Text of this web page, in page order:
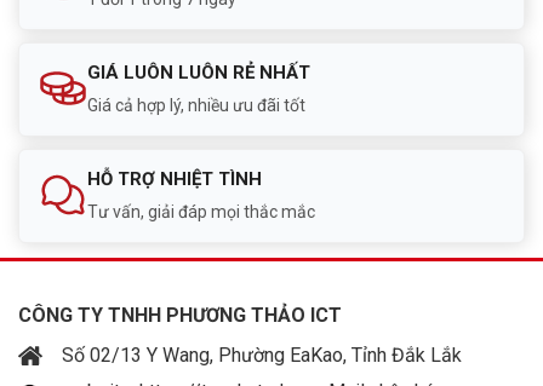
GIÁ LUÔN LUÔN RẺ NHẤT
Giá cả hợp lý, nhiều ưu đãi tốt
HỖ TRỢ NHIỆT TÌNH
Tư vấn, giải đáp mọi thắc mắc
CÔNG TY TNHH PHƯƠNG THẢO ICT
Số 02/13 Y Wang, Phường EaKao, Tỉnh Đắk Lắk